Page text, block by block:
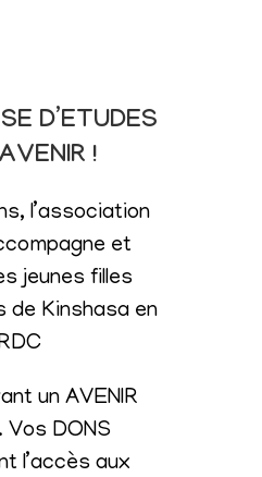
D’ETUDES
!
l’association
et
jeunes filles
de Kinshasa en
un AVENIR
Vos DONS
l’accès aux